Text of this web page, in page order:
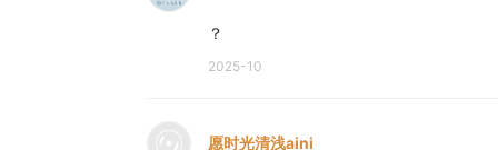
？
2025-10
愿时光清浅aini